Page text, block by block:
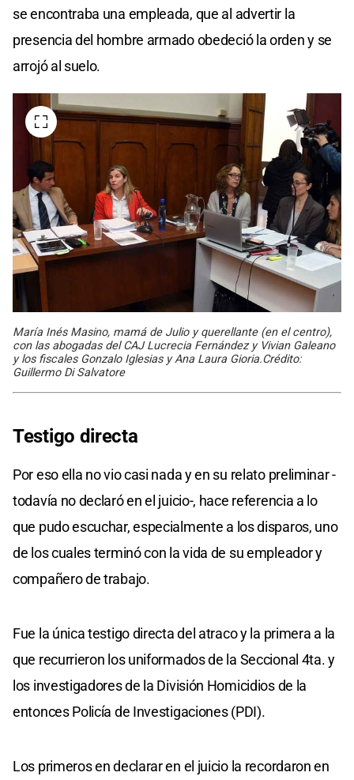
se encontraba una empleada, que al advertir la
presencia del hombre armado obedeció la orden y se
arrojó al suelo.
María Inés Masino, mamá de Julio y querellante (en el centro),
con las abogadas del CAJ Lucrecia Fernández y Vivian Galeano
y los fiscales Gonzalo Iglesias y Ana Laura Gioria.Crédito:
Guillermo Di Salvatore
Testigo directa
Por eso ella no vio casi nada y en su relato preliminar -
todavía no declaró en el juicio-, hace referencia a lo
que pudo escuchar, especialmente a los disparos, uno
de los cuales terminó con la vida de su empleador y
compañero de trabajo.
Fue la única testigo directa del atraco y la primera a la
que recurrieron los uniformados de la Seccional 4ta. y
los investigadores de la División Homicidios de la
entonces Policía de Investigaciones (PDI).
Los primeros en declarar en el juicio la recordaron en